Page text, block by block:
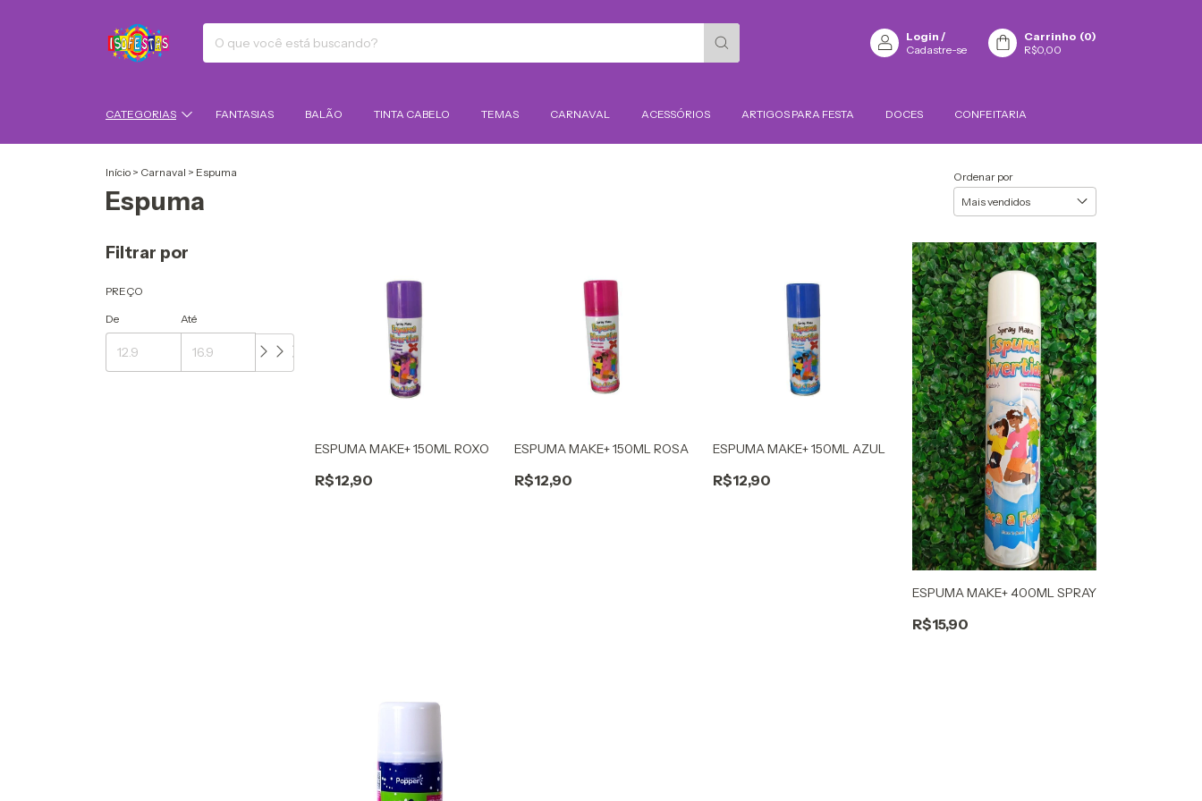
Login /
Cadastre-se
Carrinho (0)
R$0,00
CATEGORIAS FANTASIAS BALÃO TINTA CABELO TEMAS CARNAVAL ACESSÓRIOS ARTIGOS PARA FESTA DOCES CONFEITARIA
Início > Carnaval > Espuma
Espuma
Ordenar por
Filtrar por
PREÇO
De Até
ESPUMA MAKE+ 150ML ROXO
R$12,90
ESPUMA MAKE+ 150ML ROSA
R$12,90
ESPUMA MAKE+ 150ML AZUL
R$12,90
ESPUMA MAKE+ 400ML SPRAY
R$15,90